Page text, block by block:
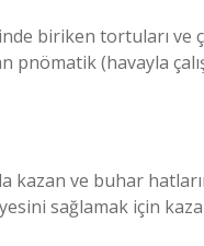
biriken tortuları ve
pnömatik (havayla
kazan ve buhar
sağlamak için